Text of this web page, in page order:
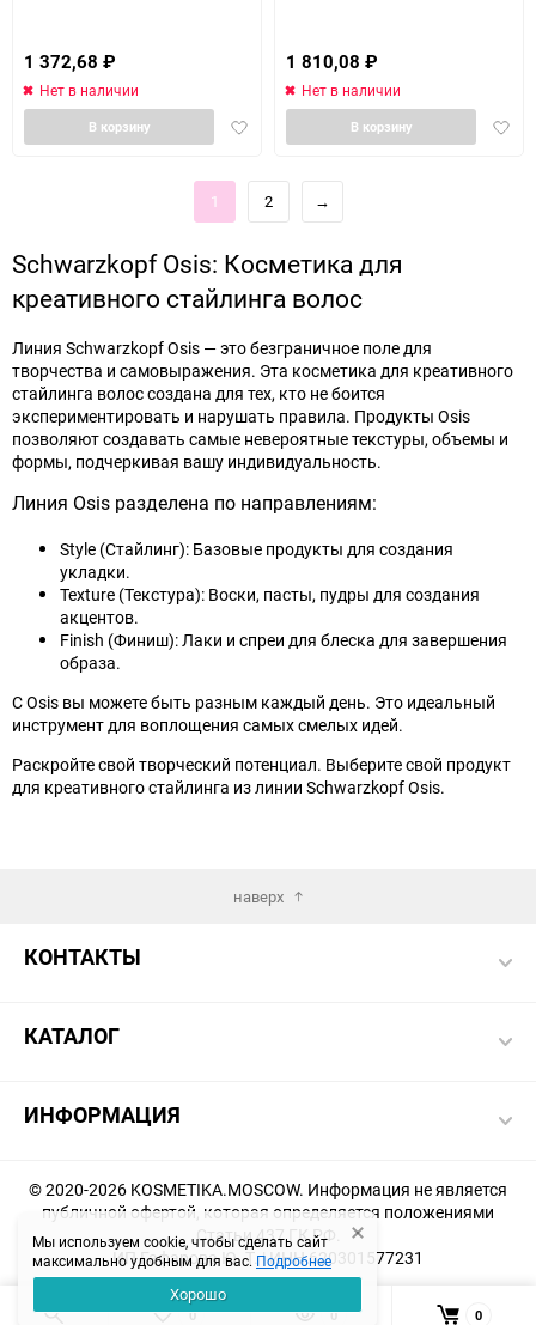
Мы используем cookie, чтобы сделать сайт
максимально удобным для вас. Подробнее
Хорошо
1 372,68 ₽
Нет в наличии
Добавить
В корзину
1 810,08 ₽
Нет в наличии
В корзину
1 2 →
Schwarzkopf Osis: Косметика для
креативного стайлинга волос
Линия Schwarzkopf Osis — это безграничное поле для
творчества и самовыражения. Эта косметика для креативного
стайлинга волос создана для тех, кто не боится
экспериментировать и нарушать правила. Продукты Osis
позволяют создавать самые невероятные текстуры, объемы и
формы, подчеркивая вашу индивидуальность.
Линия Osis разделена по направлениям:
Style (Стайлинг): Базовые продукты для создания
укладки.
Texture (Текстура): Воски, пасты, пудры для создания
акцентов.
Finish (Финиш): Лаки и спреи для блеска для завершения
образа.
С Osis вы можете быть разным каждый день. Это идеальный
инструмент для воплощения самых смелых идей.
Раскройте свой творческий потенциал. Выберите свой продукт
для креативного стайлинга из линии Schwarzkopf Osis.
наверх
КОНТАКТЫ
КАТАЛОГ
ИНФОРМАЦИЯ
© 2020-2026 KOSMETIKA.MOSCOW. Информация не является
публичной офертой, которая определяется положениями
Статьи 437 ГК РФ.
ИП Гафарова Ю. Т. | ИНН 620301577231
Создание и продвижение магазина -
KHAKIMOVSEO.RU
0 0 0